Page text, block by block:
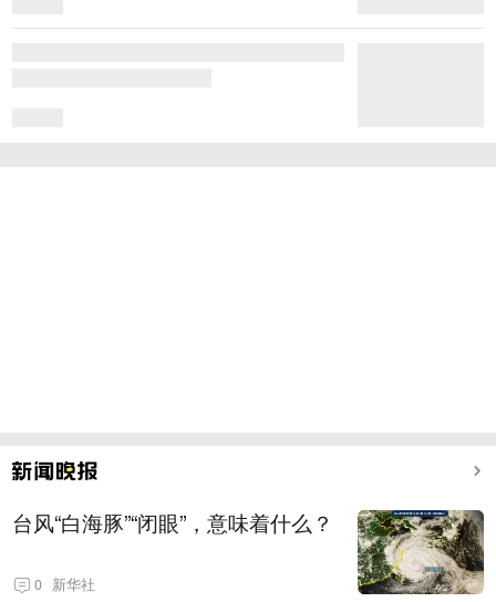
台风“白海豚”“闭眼”，意味着什么？
0 新华社